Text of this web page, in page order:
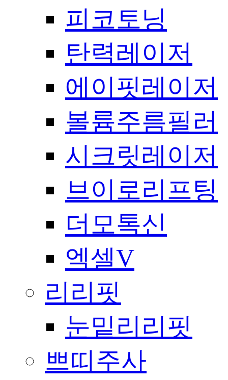
피코토닝
탄력레이저
에이핏레이저
볼륨주름필러
시크릿레이저
브이로리프팅
더모톡신
엑셀V
리리핏
눈밑리리핏
쁘띠주사